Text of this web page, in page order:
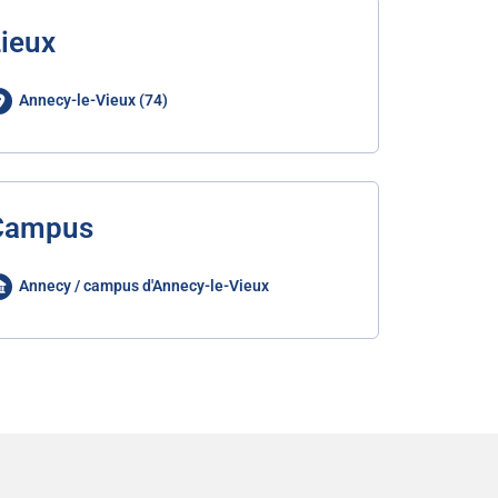
Annecy-le-Vieux (74)
Annecy / campus d'Annecy-le-Vieux